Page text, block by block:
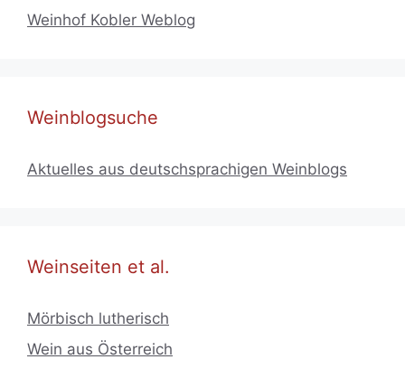
Weinhof Kobler Weblog
Weinblogsuche
Aktuelles aus deutschsprachigen Weinblogs
Weinseiten et al.
Mörbisch lutherisch
Wein aus Österreich